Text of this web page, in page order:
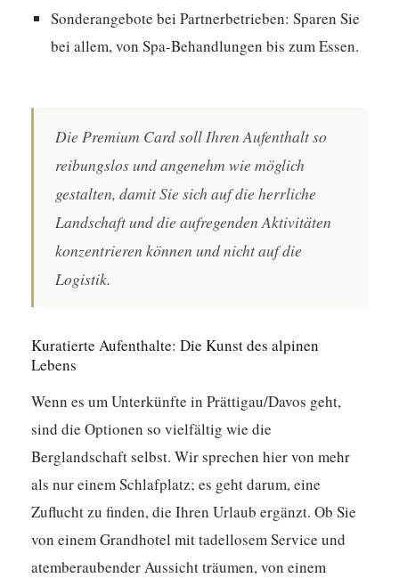
Sonderangebote bei Partnerbetrieben: Sparen Sie
bei allem, von Spa-Behandlungen bis zum Essen.
Die Premium Card soll Ihren Aufenthalt so
reibungslos und angenehm wie möglich
gestalten, damit Sie sich auf die herrliche
Landschaft und die aufregenden Aktivitäten
konzentrieren können und nicht auf die
Logistik.
Kuratierte Aufenthalte: Die Kunst des alpinen
Lebens
Wenn es um Unterkünfte in Prättigau/Davos geht,
sind die Optionen so vielfältig wie die
Berglandschaft selbst. Wir sprechen hier von mehr
als nur einem Schlafplatz; es geht darum, eine
Zuflucht zu finden, die Ihren Urlaub ergänzt. Ob Sie
von einem Grandhotel mit tadellosem Service und
atemberaubender Aussicht träumen, von einem